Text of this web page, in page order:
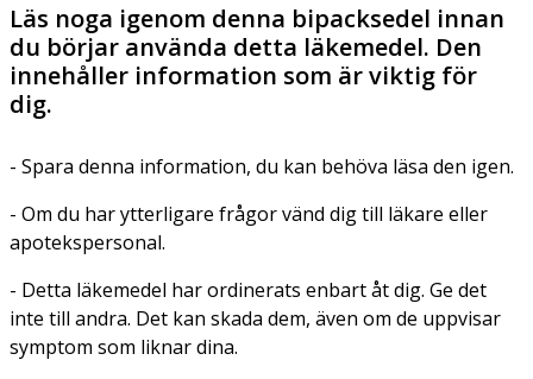
Läs noga igenom denna bipacksedel innan
du börjar använda detta läkemedel. Den
innehåller information som är viktig för
dig.
- Spara denna information, du kan behöva läsa den igen.
- Om du har ytterligare frågor vänd dig till läkare eller
apotekspersonal.
- Detta läkemedel har ordinerats enbart åt dig. Ge det
inte till andra. Det kan skada dem, även om de uppvisar
symptom som liknar dina.